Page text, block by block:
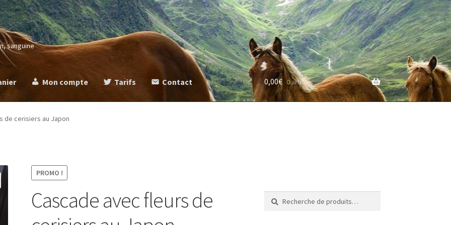
sanguine
Mon compte Tarifs Contact
Commande
0,00€ 0 article
de cerisiers au Japon
PROMO !
Cascade avec fleurs de
Recherche
pour :
Recherche